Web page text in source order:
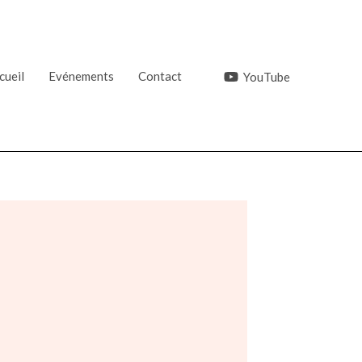
Evénements Contact YouTube